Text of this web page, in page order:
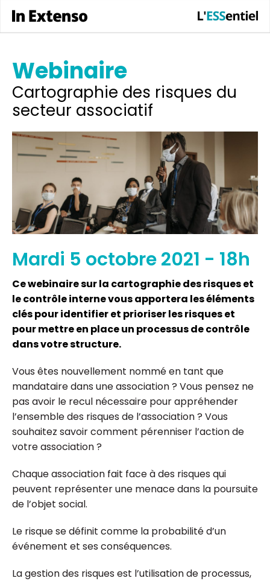
Webinaire
Cartographie des risques du
secteur associatif
mardi 5 octobre 2021 - 18h
Ce webinaire sur la cartographie des risques et
le contrôle interne vous apportera les éléments
clés pour identifier et prioriser les risques et
pour mettre en place un processus de contrôle
dans votre structure.
Vous êtes nouvellement nommé en tant que
mandataire dans une association ? Vous pensez ne
pas avoir le recul nécessaire pour appréhender
l’ensemble des risques de l’association ? Vous
souhaitez savoir comment pérenniser l’action de
votre association ?
Chaque association fait face à des risques qui
peuvent représenter une menace dans la poursuite
de l’objet social.
Le risque se définit comme la probabilité d’un
événement et ses conséquences.
La gestion des risques est l’utilisation de processus,